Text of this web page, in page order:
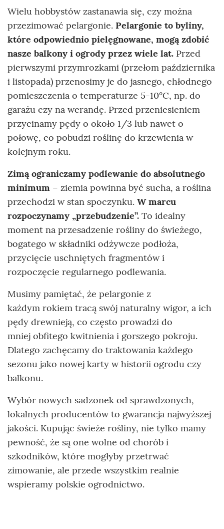
Wielu hobbystów zastanawia się, czy można
przezimować pelargonie. Pelargonie to byliny,
które odpowiednio pielęgnowane, mogą zdobić
nasze balkony i ogrody przez wiele lat. Przed
pierwszymi przymrozkami (przełom października
i listopada) przenosimy je do jasnego, chłodnego
pomieszczenia o temperaturze 5-10°C, np. do
garażu czy na werandę. Przed przeniesieniem
przycinamy pędy o około 1/3 lub nawet o
połowę, co pobudzi roślinę do krzewienia w
kolejnym roku.
Zimą ograniczamy podlewanie do absolutnego
minimum – ziemia powinna być sucha, a roślina
przechodzi w stan spoczynku. W marcu
rozpoczynamy „przebudzenie”. To idealny
moment na przesadzenie rośliny do świeżego,
bogatego w składniki odżywcze podłoża,
przycięcie uschniętych fragmentów i
rozpoczęcie regularnego podlewania.
Musimy pamiętać, że pelargonie z
każdym rokiem tracą swój naturalny wigor, a ich
pędy drewnieją, co często prowadzi do
mniej obfitego kwitnienia i gorszego pokroju.
Dlatego zachęcamy do traktowania każdego
sezonu jako nowej karty w historii ogrodu czy
balkonu.
Wybór nowych sadzonek od sprawdzonych,
lokalnych producentów to gwarancja najwyższej
jakości. Kupując świeże rośliny, nie tylko mamy
pewność, że są one wolne od chorób i
szkodników, które mogłyby przetrwać
zimowanie, ale przede wszystkim realnie
wspieramy polskie ogrodnictwo.